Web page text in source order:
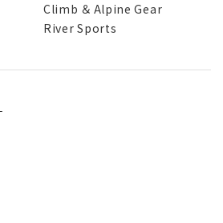
Climb ＆ Alpine Gear
River Sports